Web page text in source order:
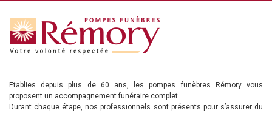
Etablies depuis plus de 60 ans, les pompes funèbres Rémory vous
proposent un accompagnement funéraire complet.
Durant chaque étape, nos professionnels sont présents pour s’assurer du